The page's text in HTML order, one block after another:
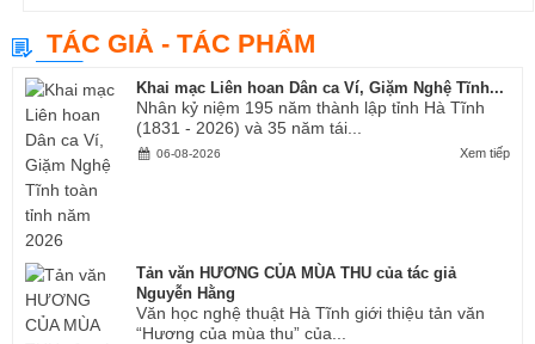
TÁC GIẢ - TÁC PHẨM
Khai mạc Liên hoan Dân ca Ví, Giặm Nghệ Tĩnh...
Nhân kỷ niệm 195 năm thành lập tỉnh Hà Tĩnh
(1831 - 2026) và 35 năm tái...
Xem tiếp
06-08-2026
Tản văn HƯƠNG CỦA MÙA THU của tác giả
Nguyễn Hằng
Văn học nghệ thuật Hà Tĩnh giới thiệu tản văn
“Hương của mùa thu” của...